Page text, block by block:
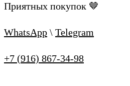
Приятных покупок 🤎
WhatsApp \ Telegram
+7 (916) 867-34-98